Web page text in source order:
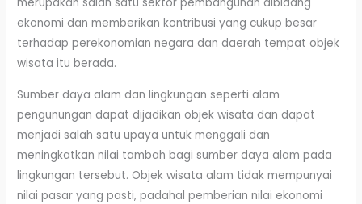
ekonomi dan memberikan kontribusi yang cukup besar
terhadap perekonomian negara dan daerah tempat objek
wisata itu berada.
Sumber daya alam dan lingkungan seperti alam
pengunungan dapat dijadikan objek wisata dan dapat
menjadi salah satu upaya untuk menggali dan
meningkatkan nilai tambah bagi sumber daya alam pada
lingkungan tersebut. Objek wisata alam tidak mempunyai
nilai pasar yang pasti, padahal pemberian nilai ekonomi